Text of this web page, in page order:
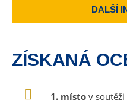
DALŠÍ
ZÍSKANÁ
1. místo v soutěži